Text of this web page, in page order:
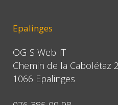
Epalinges
OG-S Web IT
Chemin de la Cabolétaz
1066 Epalinges